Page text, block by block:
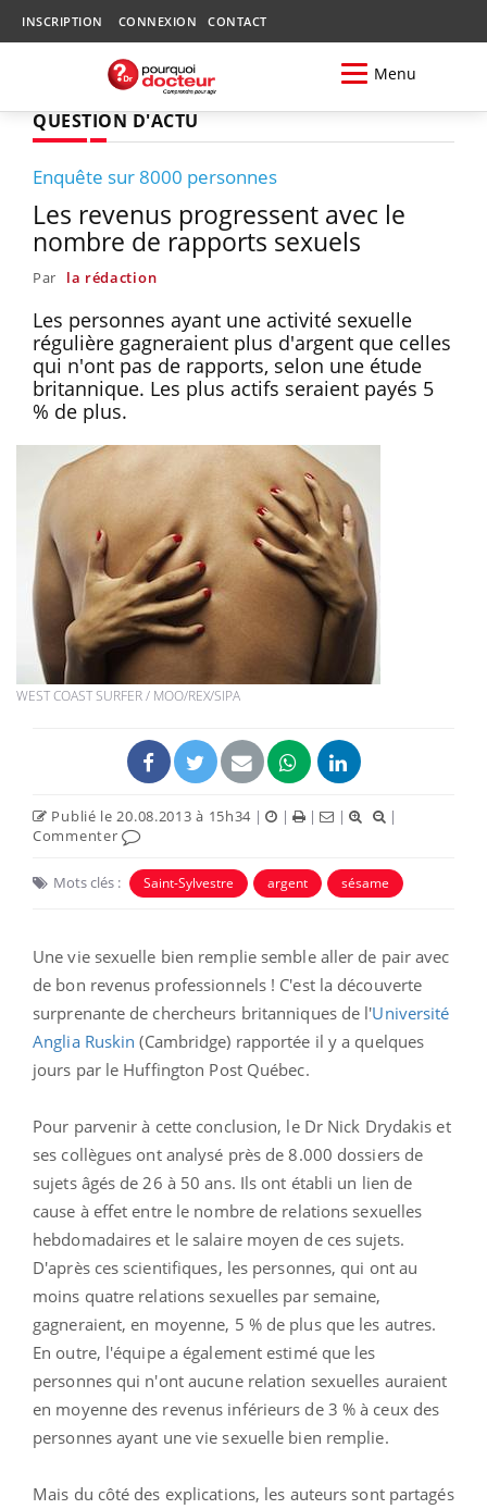
INSCRIPTION CONNEXION CONTACT
Menu
QUESTION D'ACTU
Enquête sur 8000 personnes
Les revenus progressent avec le
nombre de rapports sexuels
Par la rédaction
Les personnes ayant une activité sexuelle
régulière gagneraient plus d'argent que celles
qui n'ont pas de rapports, selon une étude
britannique. Les plus actifs seraient payés 5
% de plus.
WEST COAST SURFER / MOO/REX/SIPA
Publié le 20.08.2013 à 15h34 | | | |
|
Commenter
Mots clés : Saint-Sylvestre argent sésame
Une vie sexuelle bien remplie semble aller de pair avec
de bon revenus professionnels ! C'est la découverte
surprenante de chercheurs britanniques de l'Université
Anglia Ruskin (Cambridge) rapportée il y a quelques
jours par le Huffington Post Québec.
Pour parvenir à cette conclusion, le Dr Nick Drydakis et
ses collègues ont analysé près de 8.000 dossiers de
sujets âgés de 26 à 50 ans. Ils ont établi un lien de
cause à effet entre le nombre de relations sexuelles
hebdomadaires et le salaire moyen de ces sujets.
D'après ces scientifiques, les personnes, qui ont au
moins quatre relations sexuelles par semaine,
gagneraient, en moyenne, 5 % de plus que les autres.
En outre, l'équipe a également estimé que les
personnes qui n'ont aucune relation sexuelles auraient
en moyenne des revenus inférieurs de 3 % à ceux des
personnes ayant une vie sexuelle bien remplie.
Mais du côté des explications, les auteurs sont partagés